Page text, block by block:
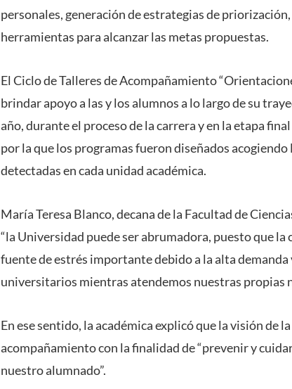
personales, generación de estrategias de
herramientas para alcanzar las metas propuestas.
El Ciclo de Talleres de Acompañamiento
brindar apoyo a las y los alumnos a lo largo de su
año, durante el proceso de la carrera y en la etapa
por la que los programas fueron diseñados
detectadas en cada unidad académica.
María Teresa Blanco, decana de la Facultad de
“la Universidad puede ser abrumadora, puesto que
fuente de estrés importante debido a la alta
universitarios mientras atendemos nuestras propias
En ese sentido, la académica explicó que la visión de
acompañamiento con la finalidad de “prevenir y
nuestro alumnado”.